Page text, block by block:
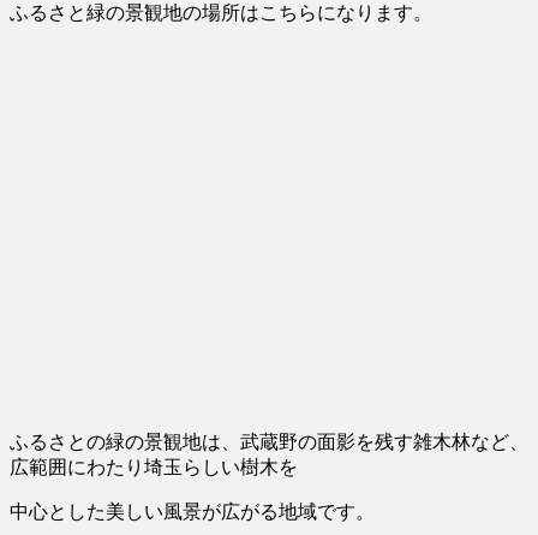
ふるさと緑の景観地の場所はこちらになります。
ふるさとの緑の景観地は、武蔵野の面影を残す雑木林など、
広範囲にわたり埼玉らしい樹木を
中心とした美しい風景が広がる地域です。